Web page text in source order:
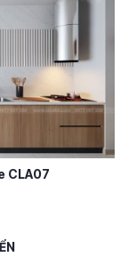
CLA07